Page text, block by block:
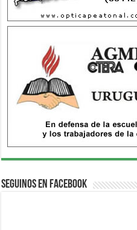
Seguinos en Facebook